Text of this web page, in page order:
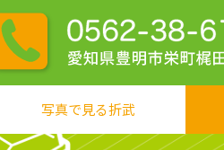
写真で見る折武